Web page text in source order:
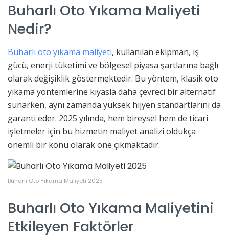
Buharlı Oto Yıkama Maliyeti
Nedir?
Buharlı oto yıkama maliyeti, kullanılan ekipman, iş
gücü, enerji tüketimi ve bölgesel piyasa şartlarına bağlı
olarak değişiklik göstermektedir. Bu yöntem, klasik oto
yıkama yöntemlerine kıyasla daha çevreci bir alternatif
sunarken, aynı zamanda yüksek hijyen standartlarını da
garanti eder. 2025 yılında, hem bireysel hem de ticari
işletmeler için bu hizmetin maliyet analizi oldukça
önemli bir konu olarak öne çıkmaktadır.
Buharlı Oto Yıkama Maliyeti 2025
Buharlı Oto Yıkama Maliyetini
Etkileyen Faktörler